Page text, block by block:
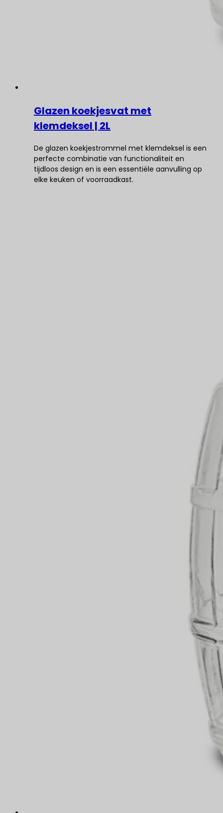
Glazen koekjesvat met
klemdeksel | 2L
De glazen koekjestrommel met klemdeksel is een
perfecte combinatie van functionaliteit en
tijdloos design en is een essentiële aanvulling op
elke keuken of voorraadkast.